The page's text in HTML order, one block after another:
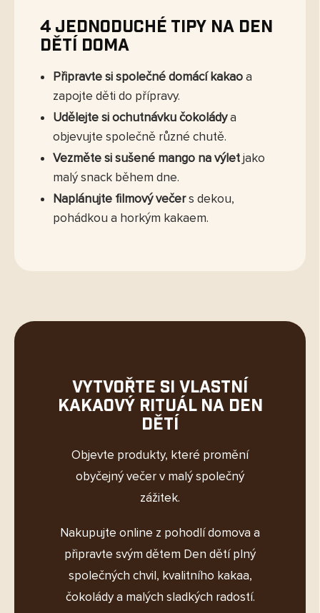
4 jednoduché tipy na Den
dětí doma
Připravte si společné domácí kakaoa
zapojte děti do přípravy.
Udělejte si ochutnávku čokoládya
objevujte společně různé chutě.
Vezměte si sušené mango na výletjako
malý snack během dne.
Naplánujte filmový večers dekou,
pohádkou a horkým kakaem.
Vytvořte si vlastní
kakaový rituál na Den
dětí
Objevte produkty, které promění
obyčejný večer v malý společný
zážitek.
Nakupujte online z pohodlí domova a
připravte svým dětem Den dětí plný
společných chvil, kvalitního kakaa,
čokolády a malých sladkých radostí.